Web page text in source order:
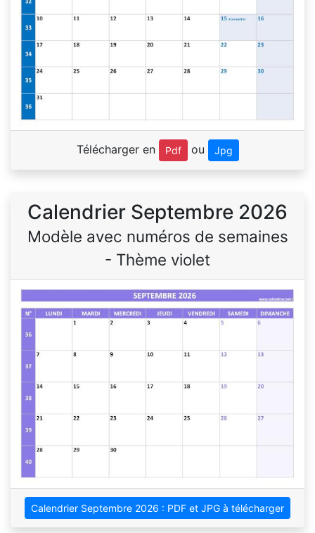
Télécharger en Pdf ou Jpg
Calendrier Septembre 2026
Modèle avec numéros de semaines
- Thème violet
Calendrier Septembre 2026 : PDF et JPG à télécharger